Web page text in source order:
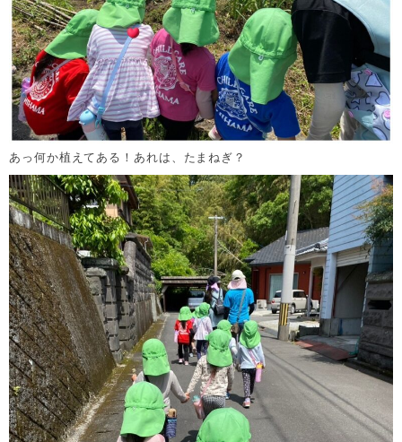
あっ何か植えてある！あれは、たまねぎ？